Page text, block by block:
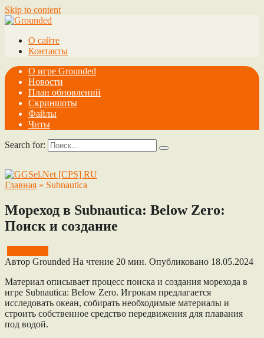
Skip to content
О сайте
Контакты
О игре Grounded
Новости
План обновлений
Скриншоты
Файлы
Читы
Search for:
Главная » Subnautica
Мореход в Subnautica: Below Zero:
Поиск и создание
Автор Grounded На чтение 20 мин. Опубликовано 18.05.2024
Материал описывает процесс поиска и создания морехода в
игре Subnautica: Below Zero. Игрокам предлагается
исследовать океан, собирать необходимые материалы и
строить собственное средство передвижения для плавания
под водой.